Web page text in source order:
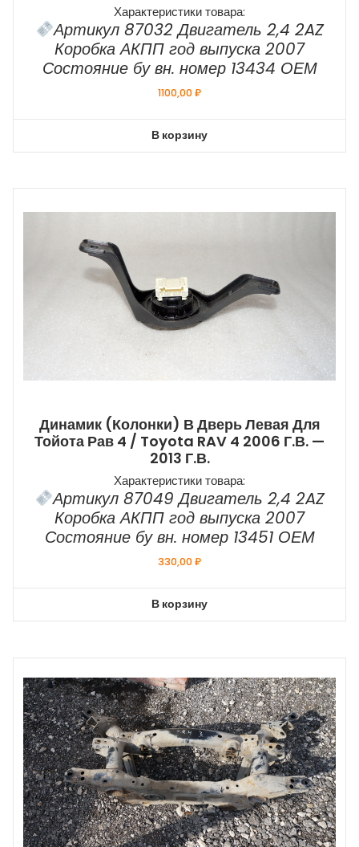
Характеристики товара:
Артикул 87032 Двигатель 2,4 2AZ
Коробка АКПП год выпуска 2007
Состояние бу вн. номер 13434 ОЕМ
1100,00₽
В корзину
Динамик (колонки) В Дверь Левая Для
Тойота Рав 4 / Toyota RAV 4 2006 Г.в. —
2013 Г.в.
Характеристики товара:
Артикул 87049 Двигатель 2,4 2AZ
Коробка АКПП год выпуска 2007
Состояние бу вн. номер 13451 ОЕМ
330,00₽
В корзину